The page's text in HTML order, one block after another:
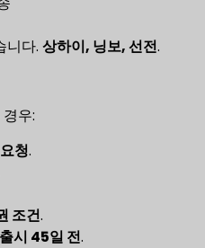
니다. 상하이, 닝보, 선전.
우:
청.
조건.
시 45일 전.